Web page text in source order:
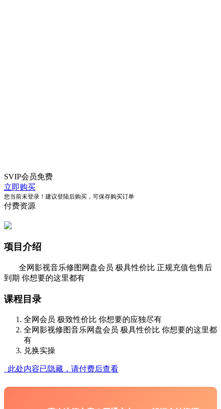
SVIP会员免费
立即购买
您当前未登录！建议登陆后购买，可保存购买订单
付费资源
项目介绍
全网影视音乐修图网盘会员 极具性价比 正规充值包售后
到期 你想要的这里都有
课程目录
全网会员 极致性价比 你想要的应独尽有
全网影视修图音乐网盘会员 极具性价比 你想要的这里都
有
兑换实操
此处内容已隐藏，请付费后查看